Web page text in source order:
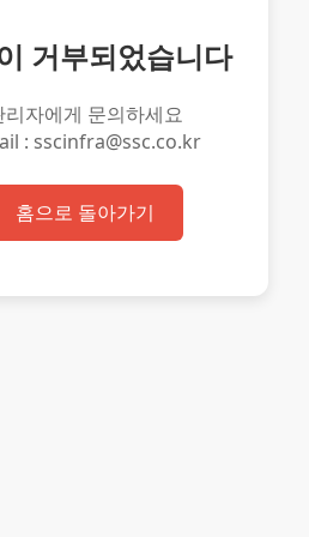
거부되었습니다
리자에게 문의하세요
: sscinfra@ssc.co.kr
홈으로 돌아가기